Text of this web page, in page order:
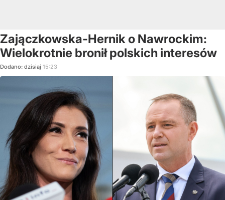
Zajączkowska-Hernik o Nawrockim:
Wielokrotnie bronił polskich interesów
Dodano: dzisiaj 15:23